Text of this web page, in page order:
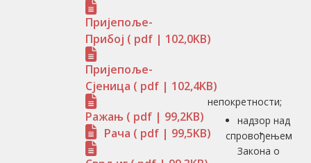
Пријепоље-
Прибој ( pdf | 102,0KB)
Пријепоље-
Сјеница ( pdf | 102,4KB)
Ражањ ( pdf | 99,2KB)
Рача ( pdf | 99,5KB)
непокретности;
надзор над
спровођењем
Закона о